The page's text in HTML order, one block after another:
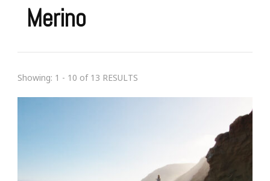
Merino
Showing: 1 - 10 of 13 RESULTS